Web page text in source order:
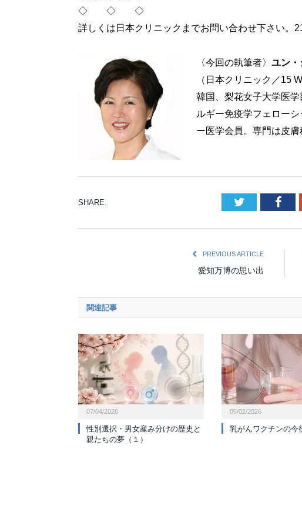
◇ ◇ ◇
詳しくは日本クリニックまでお問い合わせ下さい
〈今回の執筆者〉 ユン・
（日本クリニック／15
韓国、梨花女子大学医
ルギー免疫学フェロー
ー医学会員。専門は皮
SHARE. Twitter
PREVIOUS ARTICLE
愛知万博の思い出
関連記事
07/04/2026
性別選択・男女産み分けの歴史と
親たちの夢（１）
05/02/2026
乳がんワクチンの今